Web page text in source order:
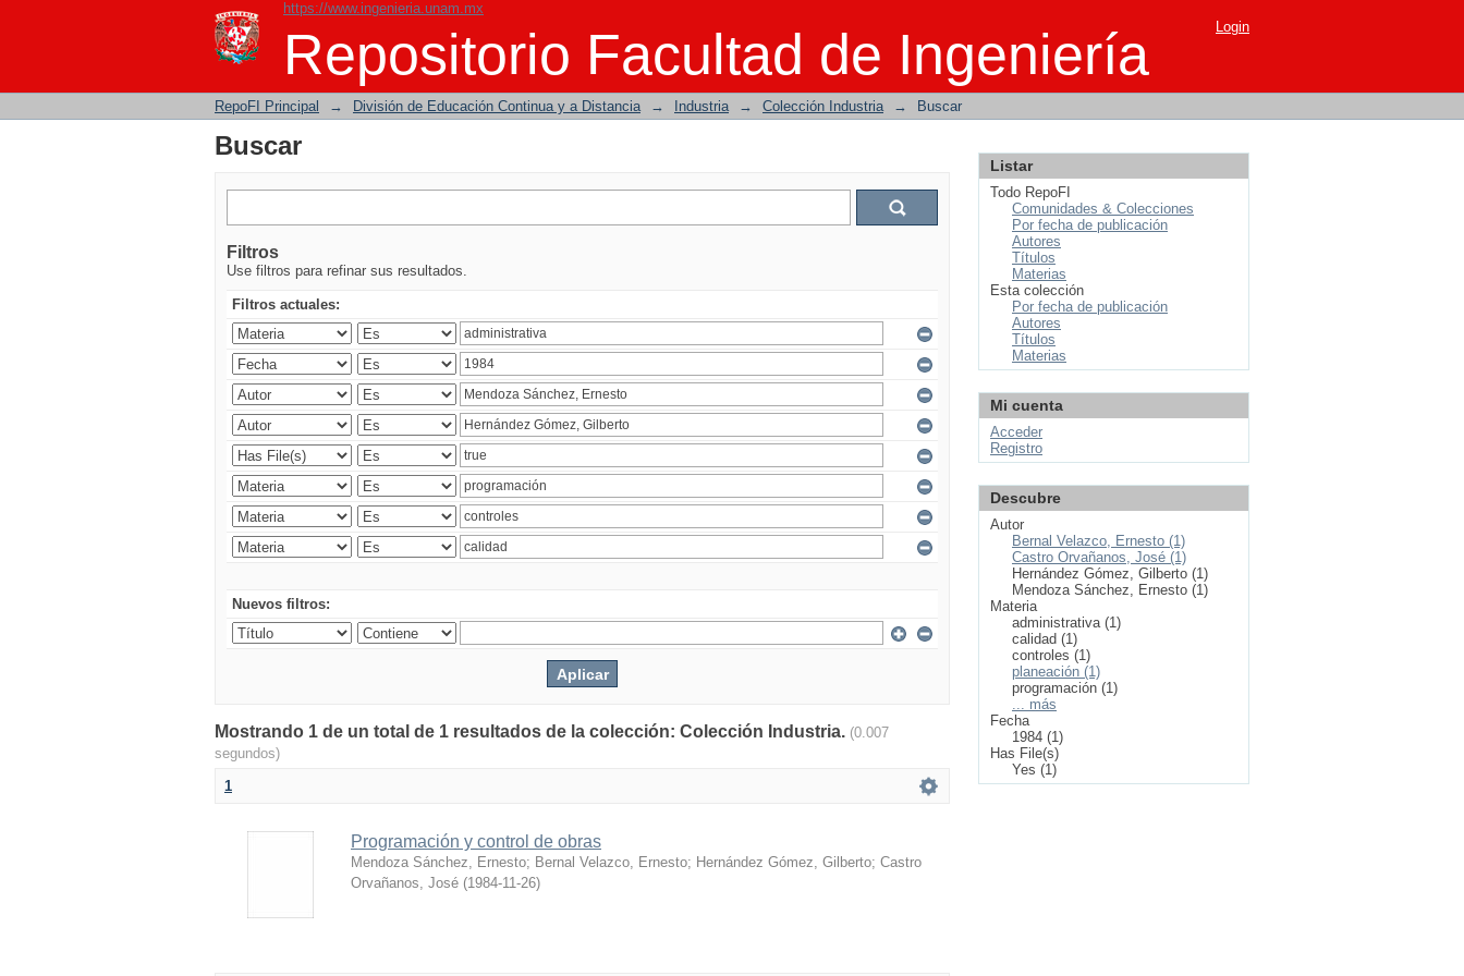
https://www.ingenieria.unam.mx
Repositorio Facultad de Ingeniería
Buscar Login
RepoFI Principal → División de Educación Continua y a Distancia → Industria → Colección Industria → Buscar
Buscar
Filtros
Use filtros para refinar sus resultados.
Filtros actuales:
Nuevos filtros:
Mostrando 1 de un total de 1 resultados de la colección: Colección Industria. (0.007
segundos)
1
Programación y control de obras
Mendoza Sánchez, Ernesto; Bernal Velazco, Ernesto; Hernández Gómez, Gilberto; Castro
Orvañanos, José (1984-11-26)
Listar
Todo RepoFI
Comunidades & Colecciones
Por fecha de publicación
Autores
Títulos
Materias
Esta colección
Por fecha de publicación
Autores
Títulos
Materias
Mi cuenta
Acceder
Registro
Descubre
Autor
Bernal Velazco, Ernesto (1)
Castro Orvañanos, José (1)
Hernández Gómez, Gilberto (1)
Mendoza Sánchez, Ernesto (1)
Materia
administrativa (1)
calidad (1)
controles (1)
planeación (1)
programación (1)
... más
Fecha
1984 (1)
Has File(s)
Yes (1)